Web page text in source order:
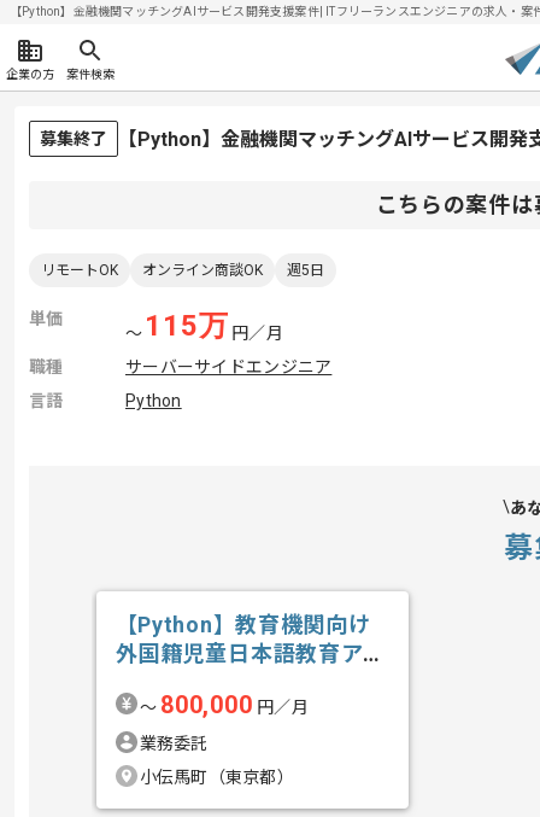
【Python】金融機関マッチングAIサービス開発支援案件| ITフリーランスエンジニアの求人・
企業の方 案件検索
募集終了 【Python】金融機関マッチングAIサービス開
こちらの案件
リモートOK オンライン商談OK 週5日
単価
〜 115万 円／月
職種
サーバーサイドエンジニア
言語
Python
あ
【Python】教育機関向け
外国籍児童日本語教育アプ
〜 800,000 円／月
業務委託
小伝馬町（東京都）